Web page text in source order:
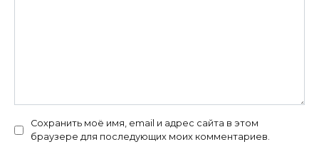
Сохранить моё имя, email и адрес сайта в этом
браузере для последующих моих комментариев.